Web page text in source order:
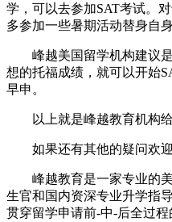
学，可以去参加SAT考试。
多参加一些暑期活动替身自
峰越美国留学机构建议是
想的托福成绩，就可以开始
早申。
以上就是峰越教育机构给
如果还有其他的疑问欢迎
峰越教育是一家专业的美
生官和国内资深专业升学指
贯穿留学申请前-中-后全过